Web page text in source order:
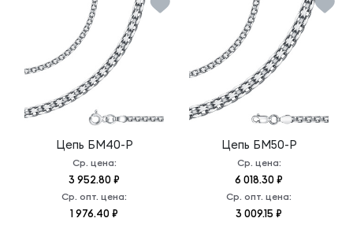
Цепь БМ40-Р
Ср. цена:
3 952.80 ₽
Ср. опт. цена:
1 976.40 ₽
Цепь БМ50-Р
Ср. цена:
6 018.30 ₽
Ср. опт. цена:
3 009.15 ₽